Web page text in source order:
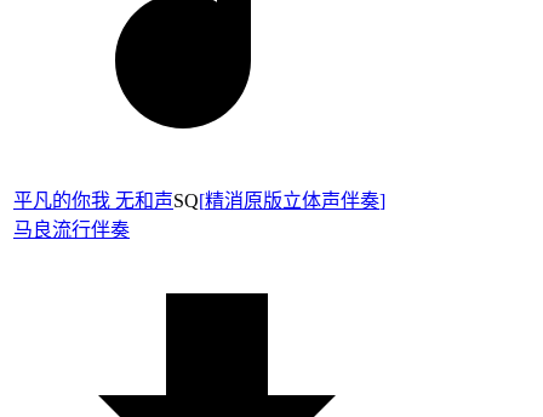
平凡的你我 无和声SQ[精消原版立体声伴奏]
马良流行伴奏